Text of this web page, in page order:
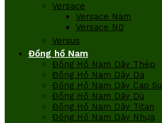
Versace
Versace Nam
Versace Nữ
Versus
Đồng hồ Nam
Đồng Hồ Nam Dây Thép
Đồng Hồ Nam Dây Da
Đồng Hồ Nam Dây Cao Su
Đồng Hồ Nam Dây Dù
Đồng Hồ Nam Dây Titan
Đồng Hồ Nam Dây Nhựa